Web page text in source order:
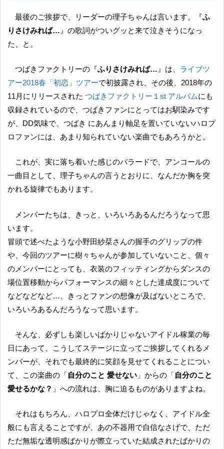
最後のご挨拶で、リーダーの理子ちゃんは言います。『ふ
りさけみれば… 』の歌詞がついグッと来て泣きそうになっ
た、と。
つばきファクトリーの『ふりさけみれば… 』は、 ライブツ
アー2018春「初恋」ツアーで初披露され、その後、2018年の
11月にリリースされた つばきファクトリー１st アルバムにも
収録されているので、つばきファンにとってはお馴染みです
が、DD気味で、つばき にあんまり軸足を置いていないハロプ
ロファンには、あまり知られていない楽曲でもあろうかと。
これが、実に落ち着いた感じのバラードで、アンコールの
一曲目として、理子ちゃんの言うとおりに、なんだか胸を突
かれる旋律でもあります。
メンバーたちは、きっと、いろいろあるんだろうなって思
います。
冒頭で述べたような小野田紗栞さんの握手のグリップの件
や、今回のツアーに樹々ちゃんが参加していないこと、個々
のメンバーにとっても、衣装のフィッティングからダンスの
場位置移動からパフォーマンスの細々とした達成度について
などなどなど…、きっとファンの想像が及ばないところで、
いろいろあるんだろうなって思います。
そんな、必ずしも楽しいばかりじゃないアイドル稼業の毎
日にあって、こうしてステージに立ってご挨拶してくれるメ
ンバーが、それでも最終的に笑顔を見せてくれることについ
て、この楽曲の「自分のこと 愛せない 」からの「自分のこと
愛せるかな？ 」への流れは、胸に迫るものがありますよね。
それはもちろん、ハロプロ全体だけじゃなく、アイドル全
般にも言えることですが、あの不器用で自信なさげで、ただ
ただ無垢な透明感ばかりが際立っていた結成されたばかりの